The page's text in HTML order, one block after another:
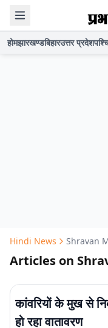
होमझारखण्डबिहारउत्तर प्रदेश
Hindi News Shravan
Articles on
कांवरियों के मुख से
हो रहा वातावरण